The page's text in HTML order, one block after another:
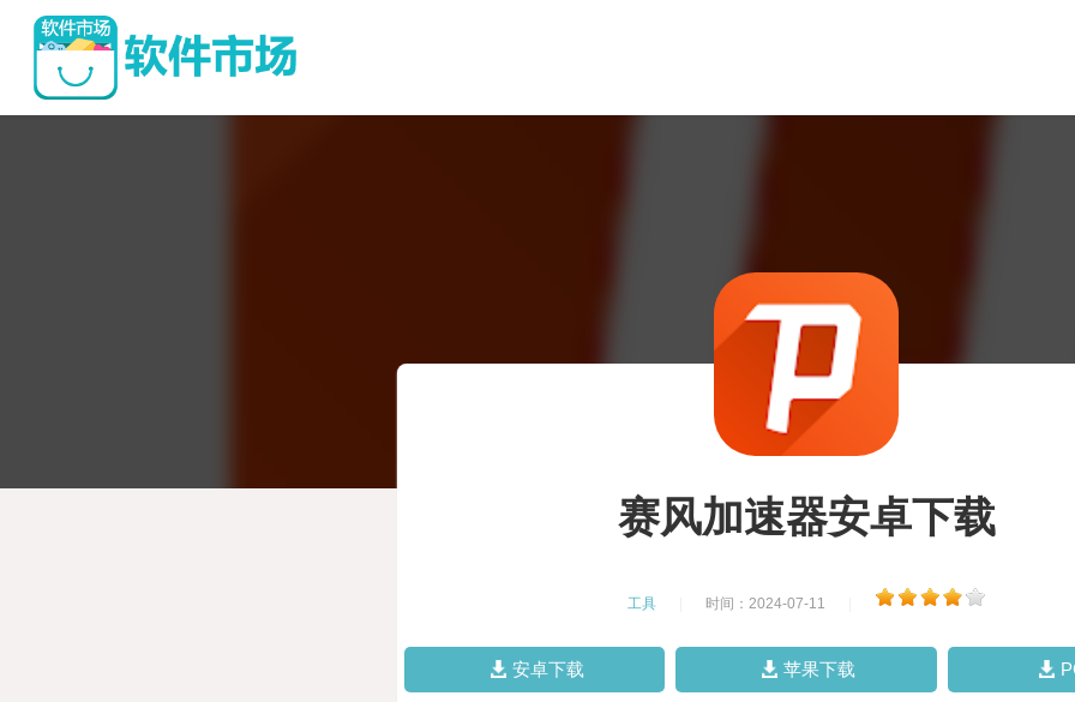
赛风加速器安卓下载
工具 时间：2024-07-11
安卓下载 苹果下载